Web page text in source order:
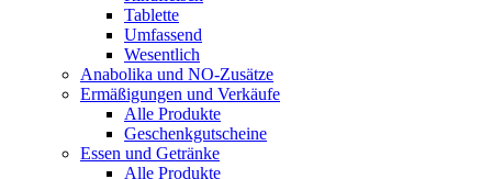
Tablette
Umfassend
Wesentlich
Anabolika und NO-Zusätze
Ermäßigungen und Verkäufe
Alle Produkte
Geschenkgutscheine
Essen und Getränke
Alle Produkte